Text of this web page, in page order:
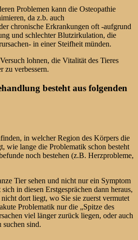
Problemen kann die Osteopathie
da z.b. auch
chronische Erkrankungen oft -aufgrund
und schlechter Blutzirkulation, die
in einer Steifheit münden.
lohnen, die Vitalität des Tieres
zu verbessern.
besteht aus folgenden
in welcher Region des Körpers die
wie lange die Problematik schon besteht
noch bestehen (z.B. Herzprobleme,
Tier sehen und nicht nur ein Symptom
in diesen Erstgesprächen dann heraus,
dort liegt, wo Sie sie zuerst vermutet
Problematik nur die „Spitze des
viel länger zurück liegen, oder auch
suchen sind.